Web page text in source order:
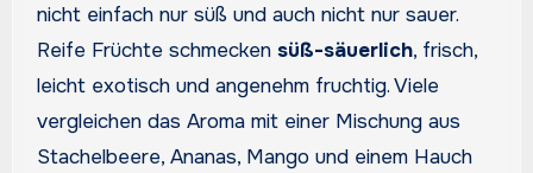
nicht einfach nur süß und auch nicht nur sauer.
Reife Früchte schmecken süß-säuerlich, frisch,
leicht exotisch und angenehm fruchtig. Viele
vergleichen das Aroma mit einer Mischung aus
Stachelbeere, Ananas, Mango und einem Hauch